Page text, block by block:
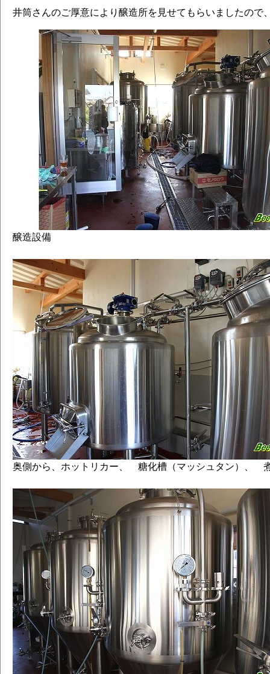
井筒さんのご厚意により醸造所を見せてもらいましたので
醸造設備
奥側から、ホットリカー、 糖化槽（マッシュタン）、